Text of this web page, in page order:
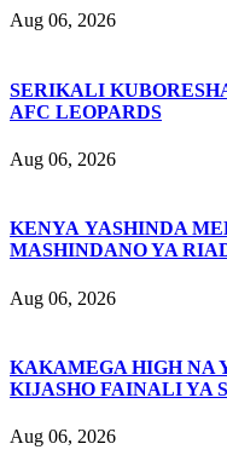
Aug 06, 2026
SERIKALI
AFC LEOPARDS
Aug 06, 2026
KENYA YASHINDA
MASHINDANO YA
Aug 06, 2026
KAKAMEGA HIGH NA
KIJASHO FAINALI YA
Aug 06, 2026